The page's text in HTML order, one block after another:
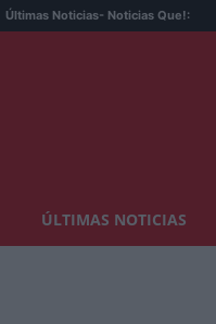
Últimas Noticias- Noticias Que!:
ÚLTIMAS NOTICIAS